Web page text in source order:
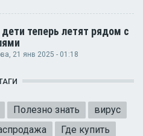
дети теперь летят рядом с
, 21 янв 2025 - 01:18
Полезно знать
вирус
Где купить